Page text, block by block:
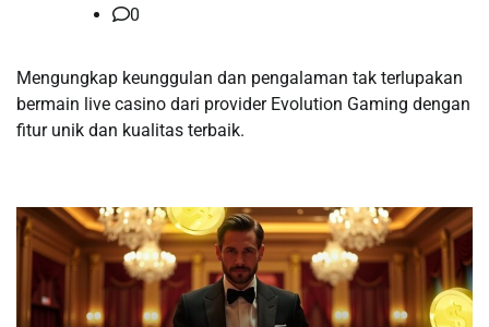
0
Mengungkap keunggulan dan pengalaman tak terlupakan
bermain live casino dari provider Evolution Gaming dengan
fitur unik dan kualitas terbaik.